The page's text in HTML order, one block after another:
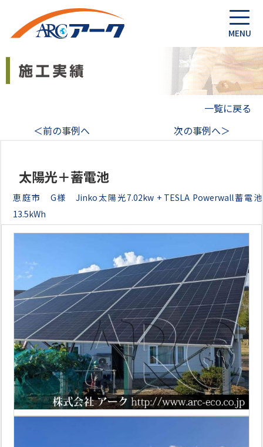
一覧に戻る
＜前の事例へ
次の事例へ＞
太陽光＋蓄電池
恵庭市 G様 Jinko太陽光7.02kw + TESLA Powerwall蓄電池
13.5kWh